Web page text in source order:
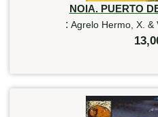
NOIA. PUERTO
: Agrelo Hermo, X. &